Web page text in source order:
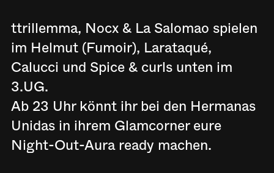
ttrillemma, Nocx & La Salomao spielen
im Helmut (Fumoir), Larataqué,
Calucci und Spice & curls unten im
3.UG.
Ab 23 Uhr könnt ihr bei den Hermanas
Unidas in ihrem Glamcorner eure
Night-Out-Aura ready machen.